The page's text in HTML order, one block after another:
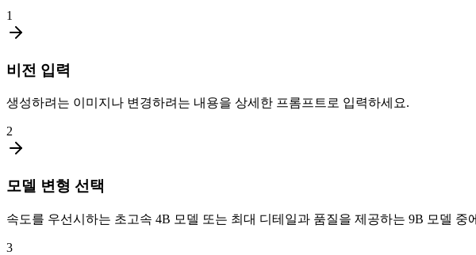
1
비전 입력
생성하려는 이미지나 변경하려는 내용을 상세한 프롬프트로 입력하세요.
2
모델 변형 선택
속도를 우선시하는 초고속 4B 모델 또는 최대 디테일과 품질을 제공하는 9B 모델 중
3